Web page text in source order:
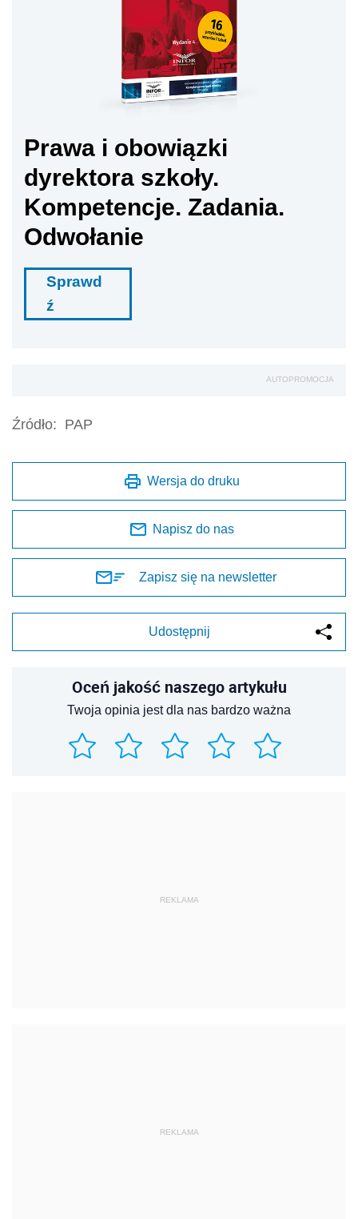
Prawa i obowiązki
dyrektora szkoły.
Kompetencje. Zadania.
Odwołanie
Sprawd
ź
AUTOPROMOCJA
Źródło: PAP
Wersja do druku
Napisz do nas
Zapisz się na newsletter
Udostępnij
Oceń jakość naszego artykułu
Twoja opinia jest dla nas bardzo ważna
REKLAMA
REKLAMA